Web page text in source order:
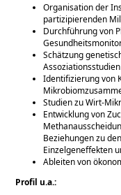
Organisation der
partizipierenden
Durchführung von
Schätzung
Identifizierung von
Studien zu Wirt-
Entwicklung von
Beziehungen zu
Einzelgeneffekten
Ableiten von
Profil u.a.: